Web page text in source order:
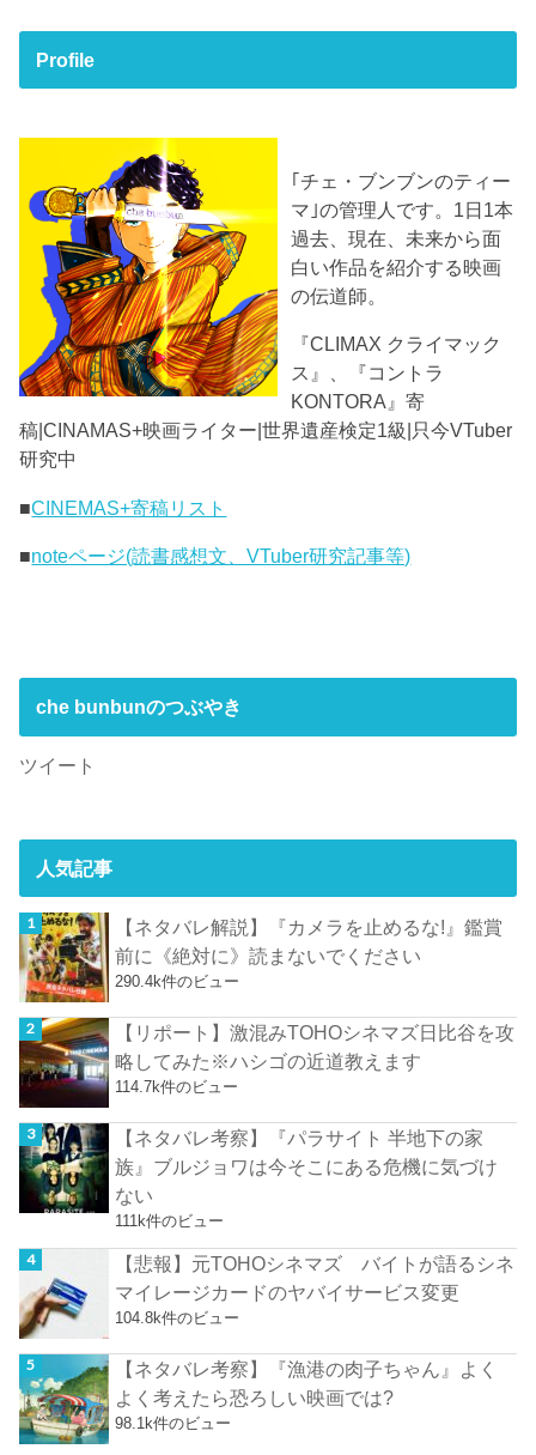
Profile
｢チェ・ブンブンのティー
マ｣の管理人です。1日1本
過去、現在、未来から面
白い作品を紹介する映画
の伝道師。
『CLIMAX クライマック
ス』、『コントラ
KONTORA』寄
稿|CINAMAS+映画ライター|世界遺産検定1級|只今VTuber
研究中
■CINEMAS+寄稿リスト
■noteページ(読書感想文、VTuber研究記事等)
che bunbunのつぶやき
ツイート
人気記事
【ネタバレ解説】『カメラを止めるな!』鑑賞
前に《絶対に》読まないでください
290.4k件のビュー
【リポート】激混みTOHOシネマズ日比谷を攻
略してみた※ハシゴの近道教えます
114.7k件のビュー
【ネタバレ考察】『パラサイト 半地下の家
族』ブルジョワは今そこにある危機に気づけ
ない
111k件のビュー
【悲報】元TOHOシネマズ バイトが語るシネ
マイレージカードのヤバイサービス変更
104.8k件のビュー
【ネタバレ考察】『漁港の肉子ちゃん』よく
よく考えたら恐ろしい映画では?
98.1k件のビュー